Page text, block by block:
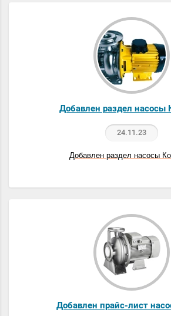
Добавлен раздел насосы
24.11.23
Добавлен раздел насосы
Добавлен прайс-лист